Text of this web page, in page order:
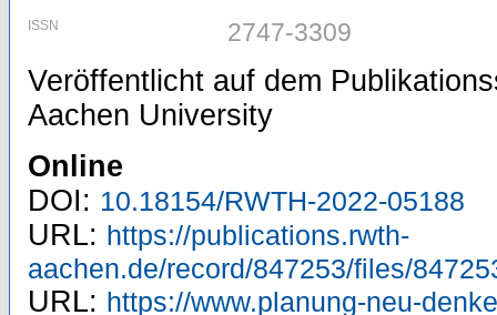
ISSN 2747-3309
Veröffentlicht auf dem
Aachen University
Online
DOI: 10.18154/RWTH-2022-05188
URL: https://publications.rwth-
aachen.de/record/847253/files/
URL: https://www.planung-neu-